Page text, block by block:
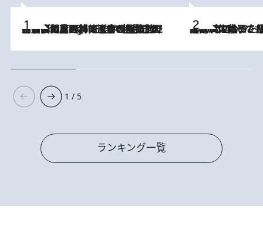
8 Hours Ago
「最後に見られてよかった」上野動物園の東園パンダ舎が解体前に特別公開。8月16日まで延長されたパネル展と共に辿る“半世紀”のパンダ飼育《解体工事の図面あり》 2026.8.5
【阿川佐和子さんの年とる力】なぜ70代で始めた趣味は“こんなに楽しい”のか？ ピアノ、俳句…スランプに陥っても続けられる“ある秘訣”とは
1 / 5
ランキング一覧